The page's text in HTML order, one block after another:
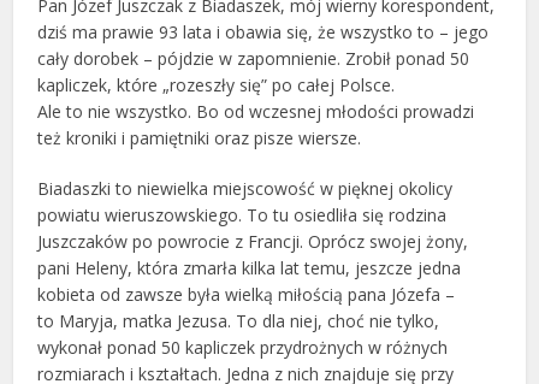
Pan Józef Juszczak z Biadaszek, mój wierny korespondent,
dziś ma prawie 93 lata i obawia się, że wszystko to – jego
cały dorobek – pójdzie w zapomnienie. Zrobił ponad 50
kapliczek, które „rozeszły się” po całej Polsce.
Ale to nie wszystko. Bo od wczesnej młodości prowadzi
też kroniki i pamiętniki oraz pisze wiersze.
Biadaszki to niewielka miejscowość w pięknej okolicy
powiatu wieruszowskiego. To tu osiedliła się rodzina
Juszczaków po powrocie z Francji. Oprócz swojej żony,
pani Heleny, która zmarła kilka lat temu, jeszcze jedna
kobieta od zawsze była wielką miłością pana Józefa –
to Maryja, matka Jezusa. To dla niej, choć nie tylko,
wykonał ponad 50 kapliczek przydrożnych w różnych
rozmiarach i kształtach. Jedna z nich znajduje się przy